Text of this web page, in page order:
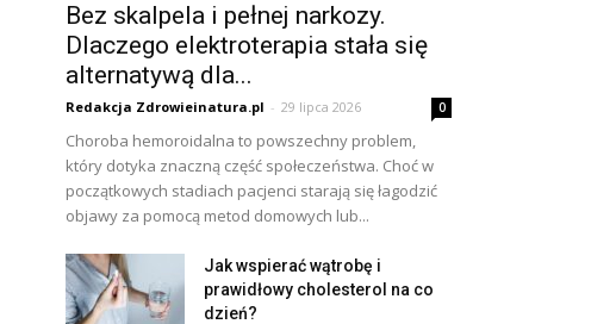
Bez skalpela i pełnej narkozy.
Dlaczego elektroterapia stała się
alternatywą dla...
Redakcja Zdrowieinatura.pl - 29 lipca 2026 0
Choroba hemoroidalna to powszechny problem,
który dotyka znaczną część społeczeństwa. Choć w
początkowych stadiach pacjenci starają się łagodzić
objawy za pomocą metod domowych lub...
Jak wspierać wątrobę i
prawidłowy cholesterol na co
dzień?